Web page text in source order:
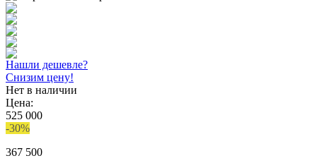
Нашли дешевле?
Снизим цену!
Нет в наличии
Цена:
525 000
-30%
367 500